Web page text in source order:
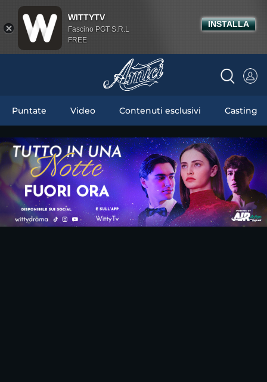
Puntate Video Contenuti esclusivi Casting
WITTYTV
Fascino PGT S.R.L
FREE
INSTALLA